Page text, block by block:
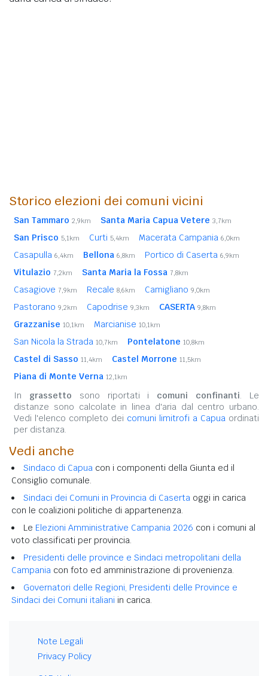
Storico elezioni dei comuni vicini
San Tammaro 2,9km Santa Maria Capua Vetere 3,7km
San Prisco 5,1km Curti 5,4km Macerata Campania 6,0km
Casapulla 6,4km Bellona 6,8km Portico di Caserta 6,9km
Vitulazio 7,2km Santa Maria la Fossa 7,8km
Casagiove 7,9km Recale 8,6km Camigliano 9,0km
Pastorano 9,2km Capodrise 9,3km CASERTA 9,8km
Grazzanise 10,1km Marcianise 10,1km
San Nicola la Strada 10,7km Pontelatone 10,8km
Castel di Sasso 11,4km Castel Morrone 11,5km
Piana di Monte Verna 12,1km
In grassetto sono riportati i comuni confinanti. Le
distanze sono calcolate in linea d'aria dal centro urbano.
Vedi l'elenco completo dei comuni limitrofi a Capua ordinati
per distanza.
Vedi anche
Sindaco di Capua con i componenti della Giunta ed il
Consiglio comunale.
Sindaci dei Comuni in Provincia di Caserta oggi in carica
con le coalizioni politiche di appartenenza.
Le Elezioni Amministrative Campania 2026 con i comuni al
voto classificati per provincia.
Presidenti delle province e Sindaci metropolitani della
Campania con foto ed amministrazione di provenienza.
Governatori delle Regioni, Presidenti delle Province e
Sindaci dei Comuni italiani in carica.
Note Legali
Privacy Policy